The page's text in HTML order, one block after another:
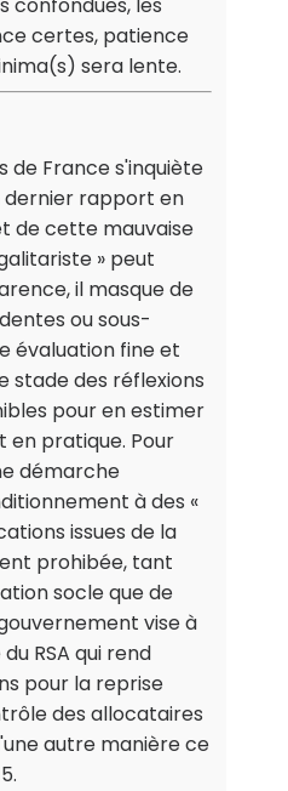
certes, patience
sera lente.
de France s'inquiète
dernier rapport en
de cette mauvaise
» peut
il masque de
ou sous-
évaluation fine et
stade des réflexions
pour en estimer
pratique. Pour
démarche
à des «
issues de la
prohibée, tant
socle que de
vise à
RSA qui rend
pour la reprise
des allocataires
autre manière ce